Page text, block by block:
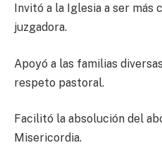
Invitó a la Iglesia a ser más
juzgadora.
Apoyó a las familias
respeto pastoral.
Facilitó la absolución del
Misericordia.